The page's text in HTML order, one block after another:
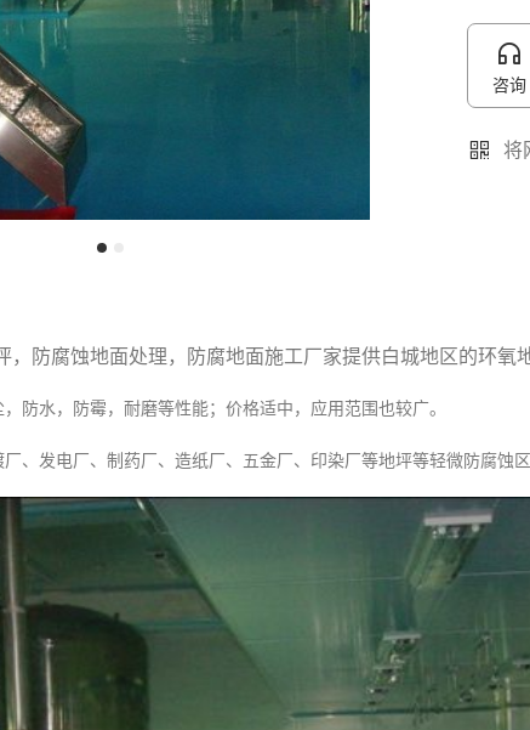
咨询
将
防腐蚀地面处理，防腐地面施工厂家提供白城地区的环氧
防水，防霉，耐磨等性能；价格适中，应用范围也较广。
、发电厂、制药厂、造纸厂、五金厂、印染厂等地坪等轻微防腐蚀区